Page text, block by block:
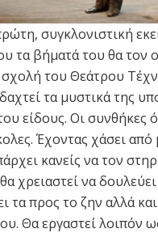
συγκλονιστική
τα βήματά του θα τον
σχολή του Θεάτρου
τα μυστικά της
είδους. Οι συνθήκες
Έχοντας χάσει από
κανείς να τον
θα χρειαστεί να
τα προς το ζην αλλά
Θα εργαστεί λοιπόν